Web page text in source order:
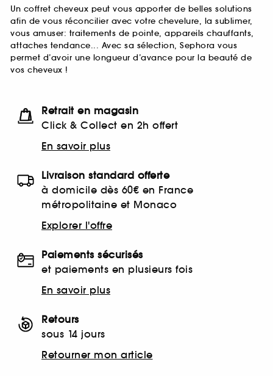
Un coffret cheveux peut vous apporter de belles solutions
afin de vous réconcilier avec votre chevelure, la sublimer,
vous amuser: traitements de pointe, appareils chauffants,
attaches tendance... Avec sa sélection, Sephora vous
permet d’avoir une longueur d’avance pour la beauté de
vos cheveux !
Retrait en magasin
Click & Collect en 2h offert
En savoir plus
Livraison standard offerte
à domicile dès 60€ en France
métropolitaine et Monaco
Explorer l'offre
Paiements sécurisés
et paiements en plusieurs fois
En savoir plus
Retours
sous 14 jours
Retourner mon article